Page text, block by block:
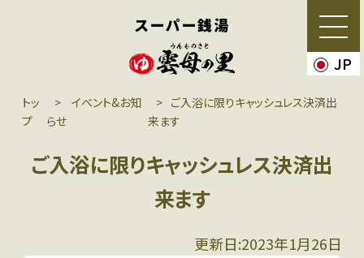
スーパー銭湯
JP
トッ
プ
イベント&お知
らせ
ご入浴に限りキャッシュレス決済出
来ます
ご入浴に限りキャッシュレス決済出
来ます
更新日:2023年1月26日